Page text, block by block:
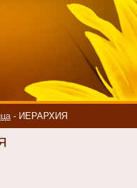
- ИЕРАРХИЯ